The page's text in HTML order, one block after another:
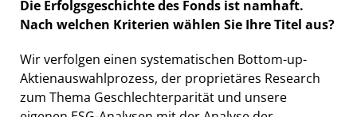
Die Erfolgsgeschichte des Fonds ist namhaft.
Nach welchen Kriterien wählen Sie Ihre Titel aus?
Wir verfolgen einen systematischen Bottom-up-
Aktienauswahlprozess, der proprietäres Research
zum Thema Geschlechterparität und unsere